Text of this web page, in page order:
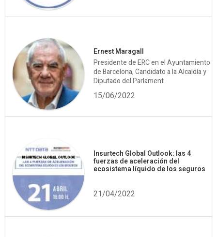
Ernest Maragall
Presidente de ERC en el Ayuntamiento
de Barcelona, Candidato a la Alcaldía y
Diputado del Parlament
15/06/2022
Insurtech Global Outlook: las 4
fuerzas de aceleración del
ecosistema líquido de los seguros
21/04/2022